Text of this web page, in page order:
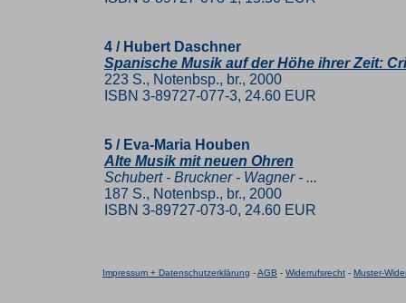
4 / Hubert Daschner
Spanische Musik auf der Höhe ihrer Zeit:
223 S., Notenbsp., br., 2000
ISBN 3-89727-077-3, 24.60 EUR
5 / Eva-Maria Houben
Alte Musik mit neuen Ohren
Schubert - Bruckner - Wagner - ...
187 S., Notenbsp., br., 2000
ISBN 3-89727-073-0, 24.60 EUR
Impressum + Datenschutzerklärung -AGB - Widerrufsrecht - Muster-